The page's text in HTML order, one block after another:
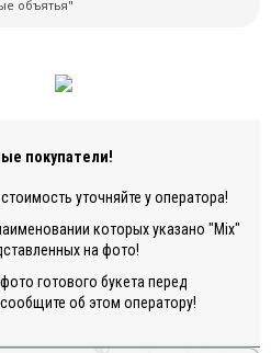
объятья"
покупатели!
уточняйте у оператора!
которых указано "Mix"
на фото!
готового букета перед
об этом оператору!